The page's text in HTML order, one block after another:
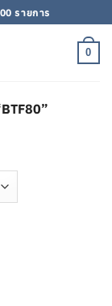
รายการ
0